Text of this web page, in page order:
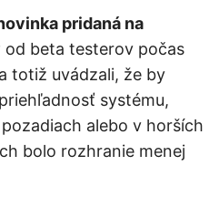
pridaná na
od beta testerov počas
totiž uvádzali, že by
systému,
alebo v horších
bolo rozhranie menej